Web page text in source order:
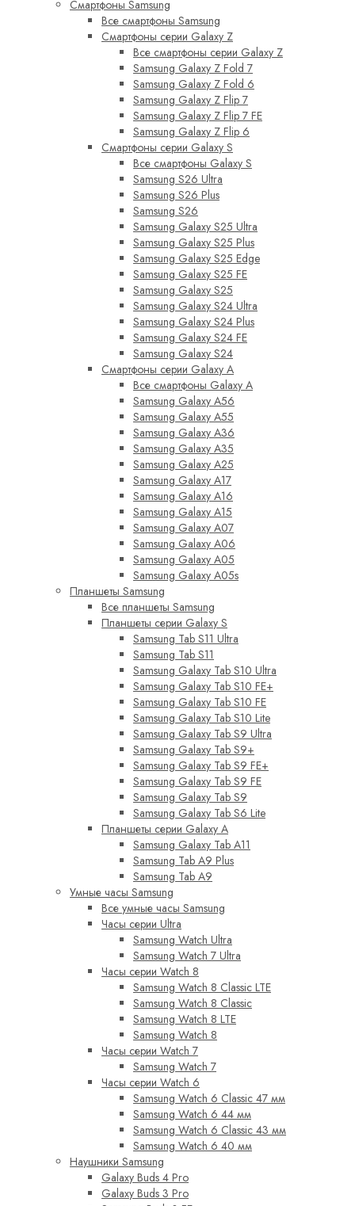
Смартфоны Samsung
Все смартфоны Samsung
Смартфоны серии Galaxy Z
Все смартфоны серии Galaxy Z
Samsung Galaxy Z Fold 7
Samsung Galaxy Z Fold 6
Samsung Galaxy Z Flip 7
Samsung Galaxy Z Flip 7 FE
Samsung Galaxy Z Flip 6
Смартфоны серии Galaxy S
Все смартфоны Galaxy S
Samsung S26 Ultra
Samsung S26 Plus
Samsung S26
Samsung Galaxy S25 Ultra
Samsung Galaxy S25 Plus
Samsung Galaxy S25 Edge
Samsung Galaxy S25 FE
Samsung Galaxy S25
Samsung Galaxy S24 Ultra
Samsung Galaxy S24 Plus
Samsung Galaxy S24 FE
Samsung Galaxy S24
Смартфоны серии Galaxy A
Все смартфоны Galaxy A
Samsung Galaxy A56
Samsung Galaxy A55
Samsung Galaxy A36
Samsung Galaxy A35
Samsung Galaxy A25
Samsung Galaxy A17
Samsung Galaxy A16
Samsung Galaxy A15
Samsung Galaxy A07
Samsung Galaxy A06
Samsung Galaxy A05
Samsung Galaxy A05s
Планшеты Samsung
Все планшеты Samsung
Планшеты серии Galaxy S
Samsung Tab S11 Ultra
Samsung Tab S11
Samsung Galaxy Tab S10 Ultra
Samsung Galaxy Tab S10 FE+
Samsung Galaxy Tab S10 FE
Samsung Galaxy Tab S10 Lite
Samsung Galaxy Tab S9 Ultra
Samsung Galaxy Tab S9+
Samsung Galaxy Tab S9 FE+
Samsung Galaxy Tab S9 FE
Samsung Galaxy Tab S9
Samsung Galaxy Tab S6 Lite
Планшеты серии Galaxy A
Samsung Galaxy Tab A11
Samsung Tab A9 Plus
Samsung Tab A9
Умные часы Samsung
Все умные часы Samsung
Часы серии Ultra
Samsung Watch Ultra
Samsung Watch 7 Ultra
Часы серии Watch 8
Samsung Watch 8 Classic LTE
Samsung Watch 8 Classic
Samsung Watch 8 LTE
Samsung Watch 8
Часы серии Watch 7
Samsung Watch 7
Часы серии Watch 6
Samsung Watch 6 Classic 47 мм
Samsung Watch 6 44 мм
Samsung Watch 6 Classic 43 мм
Samsung Watch 6 40 мм
Наушники Samsung
Galaxy Buds 4 Pro
Galaxy Buds 3 Pro